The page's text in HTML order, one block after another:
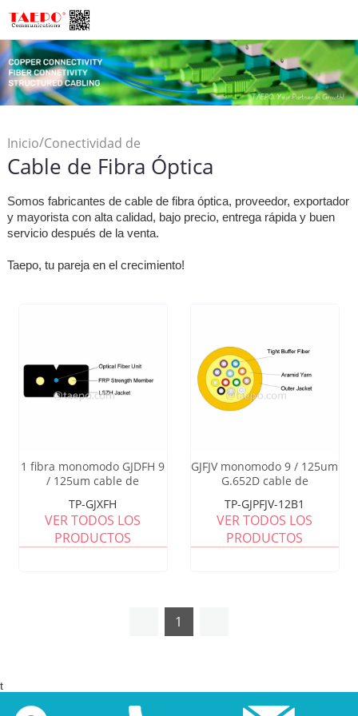
Inicio/Conectividad de
Fibra/Cable de Fibra Óptica
Cable de Fibra Óptica
Somos fabricantes de cable de fibra óptica, proveedor, exportador
y mayorista con alta calidad, bajo precio, entrega rápida y buen
servicio después de la venta.
Taepo, tu pareja en el crecimiento!
1 fibra monomodo GJDFH 9
/ 125um cable de
G657A
TP-GJXFH
VER TODOS LOS
PRODUCTOS
GJFJV monomodo 9 / 125um
G.652D cable de
de fibra
TP-GJPFJV-12B1
VER TODOS LOS
PRODUCTOS
1
t